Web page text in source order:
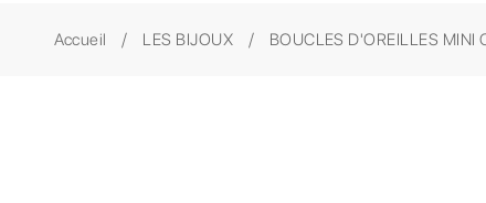
Accueil LES BIJOUX BOUCLES D'OREILLES MINI